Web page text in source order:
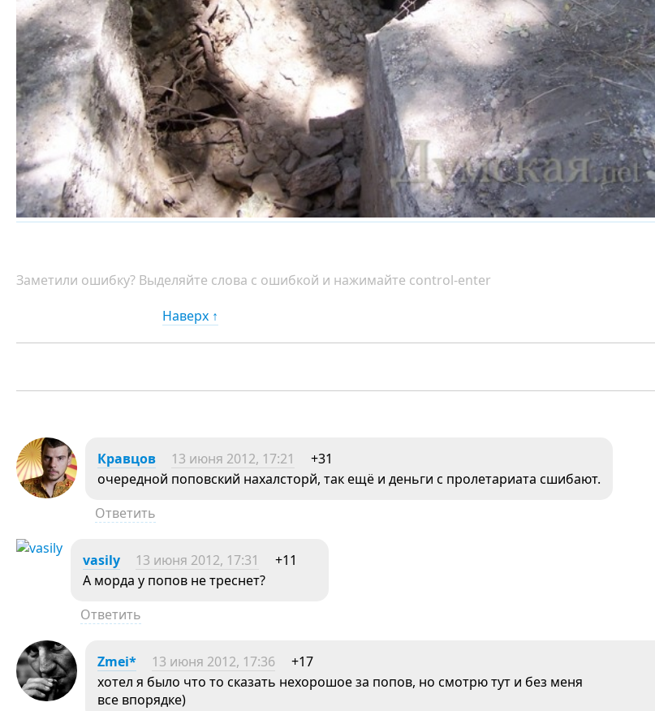
Заметили ошибку? Выделяйте слова с ошибкой и нажимайте control-enter
Наверх ↑
Кравцов 13 июня 2012, 17:21
+31
очередной поповский нахалсторй, так ещё и деньги с пролетариата сшибают.
Ответить
vasily 13 июня 2012, 17:31
+11
А морда у попов не треснет?
Ответить
Zmei* 13 июня 2012, 17:36
+17
хотел я было что то сказать нехорошое за попов, но смотрю тут и без меня
все впорядке)